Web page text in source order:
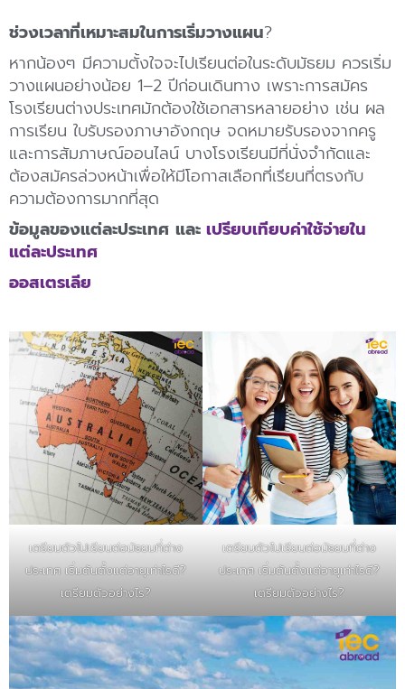
ช่วงเวลาที่เหมาะสมในการเริ่มวางแผน?
หากน้องๆ มีความตั้งใจจะไปเรียนต่อในระดับมัธยม ควรเริ่ม
วางแผนอย่างน้อย 1–2 ปีก่อนเดินทาง เพราะการสมัคร
โรงเรียนต่างประเทศมักต้องใช้เอกสารหลายอย่าง เช่น ผล
การเรียน ใบรับรองภาษาอังกฤษ จดหมายรับรองจากครู
และการสัมภาษณ์ออนไลน์ บางโรงเรียนมีที่นั่งจำกัดและ
ต้องสมัครล่วงหน้าเพื่อให้มีโอกาสเลือกที่เรียนที่ตรงกับ
ความต้องการมากที่สุด
ข้อมูลของแต่ละประเทศ และ เปรียบเทียบค่าใช้จ่ายใน
แต่ละประเทศ
ออสเตรเลีย
เตรียมตัวไปเรียนต่อมัธยมที่ต่าง
ประเทศ เริ่มต้นตั้งแต่อายุเท่าไรดี?
เตรียมตัวอย่างไร?
เตรียมตัวไปเรียนต่อมัธยมที่ต่าง
ประเทศ เริ่มต้นตั้งแต่อายุเท่าไรดี?
เตรียมตัวอย่างไร?